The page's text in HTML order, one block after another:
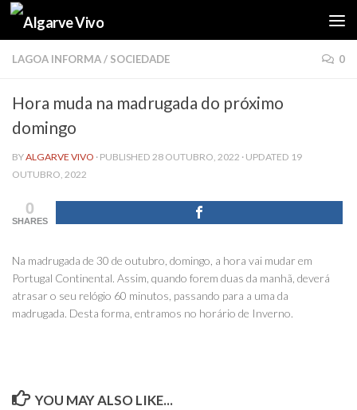
Skip to content
LAGOA INFORMA/ SOCIEDADE 0
Hora muda na madrugada do próximo
domingo
BYALGARVE VIVO · PUBLISHED 28 OUTUBRO, 2022 · UPDATED 19
OUTUBRO, 2022
0
SHARES
Na madrugada de 30 de outubro, domingo, a hora vai mudar em
Portugal Continental. Assim, quando forem duas da manhã, deverá
atrasar o seu relógio 60 minutos, passando para a uma da
madrugada. Desta forma, entramos no horário de Inverno.
YOU MAY ALSO LIKE...